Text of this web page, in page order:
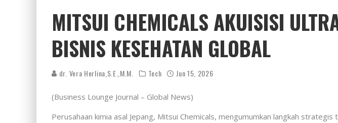
MITSUI CHEMICALS AKUISISI
BISNIS KESEHATAN GLOBAL
dr. Vera Herlina,S.E.,M.M. Tech Jun 15, 2026
(Business Lounge Journal – Global News)
Perusahaan kimia asal Jepang, Mitsui Chemicals, mengumumkan langkah